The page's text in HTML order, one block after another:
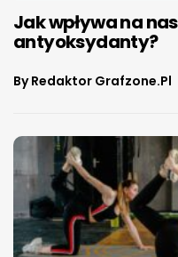
Jak wpływa na
antyoksydanty?
ByRedaktor Grafzone.pl